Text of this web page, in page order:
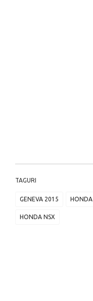
TAGURI
GENEVA 2015 HONDA
HONDA NSX